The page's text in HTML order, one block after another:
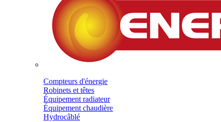
Compteurs d'énergie
Robinets et têtes
Équipement radiateur
Équipement chaudière
Hydrocâblé